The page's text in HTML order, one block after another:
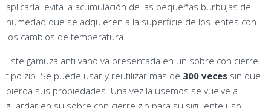
aplicarla evita la acumulación de las pequeñas burbujas de
humedad que se adquieren a la superficie de los lentes con
los cambios de temperatura.
Este gamuza anti vaho va presentada en un sobre con cierre
tipo zip. Se puede usar y reutilizar mas de 300 veces sin que
pierda sus propiedades. Una vez la usemos se vuelve a